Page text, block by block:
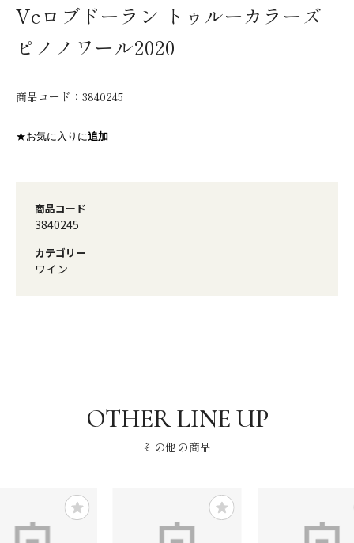
Vcロブドーラン トゥルーカラーズ
ピノノワール2020
商品コード： 3840245
★お気に入りに追加
商品コード
3840245
カテゴリー
ワイン
その他の商品